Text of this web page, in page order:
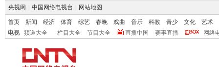
央视网 中国网络电视台 网站地图
首页 新闻 经济 体育 综艺 春晚 戏曲 音乐 科教 青少 文化
艺术
电视
频道大全 栏目大全 节目大全 直播中国 赛事直播 网络